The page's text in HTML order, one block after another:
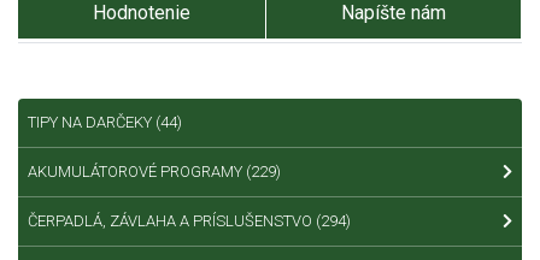
Hodnotenie Napíšte nám
TIPY NA DARČEKY (44)
AKUMULÁTOROVÉ PROGRAMY (229)
ČERPADLÁ, ZÁVLAHA A PRÍSLUŠENSTVO (294)